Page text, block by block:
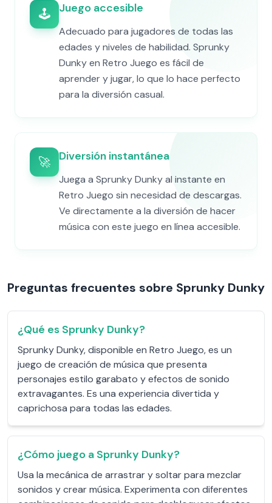
🕹️ Juego accesible
Adecuado para jugadores de todas las
edades y niveles de habilidad. Sprunky
Dunky en Retro Juego es fácil de
aprender y jugar, lo que lo hace perfecto
para la diversión casual.
🚀 Diversión instantánea
Juega a Sprunky Dunky al instante en
Retro Juego sin necesidad de descargas.
Ve directamente a la diversión de hacer
música con este juego en línea accesible.
Preguntas frecuentes sobre Sprunky Dunky
¿Qué es Sprunky Dunky?
Sprunky Dunky, disponible en Retro Juego, es un
juego de creación de música que presenta
personajes estilo garabato y efectos de sonido
extravagantes. Es una experiencia divertida y
caprichosa para todas las edades.
¿Cómo juego a Sprunky Dunky?
Usa la mecánica de arrastrar y soltar para mezclar
sonidos y crear música. Experimenta con diferentes